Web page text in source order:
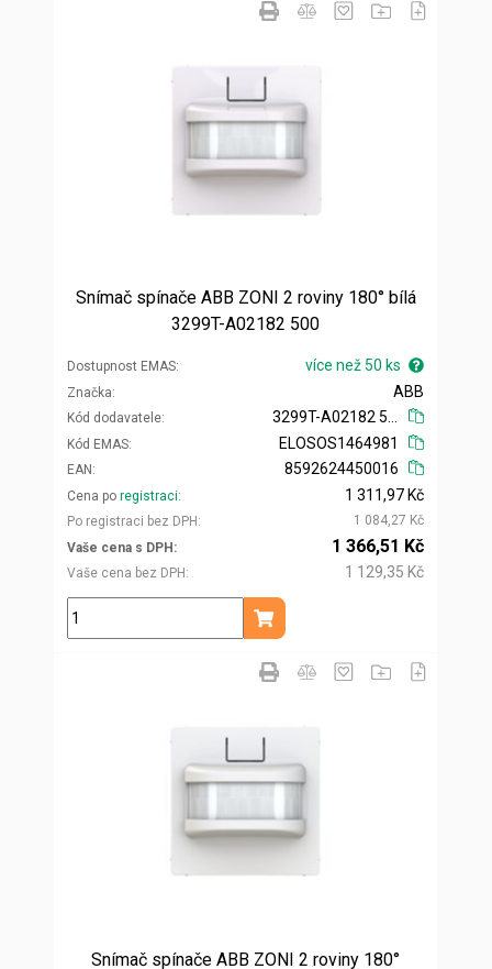
Snímač spínače ABB ZONI 2 roviny 180° bílá
3299T-A02182 500
Dostupnost EMAS více než 50 ks
Značka
Kód dodavatele
ABB
3299T-A02182 500
Kód EMAS
EAN
ELOSOS1464981
8592624450016
Cena po registraci
Po registraci bez DPH
1 311,97 Kč
1 084,27 Kč
Vaše cena s DPH
Vaše cena bez DPH
1 366,51 Kč
1 129,35 Kč
ks
Přidat do košíku
Snímač spínače ABB ZONI 2 roviny 180°